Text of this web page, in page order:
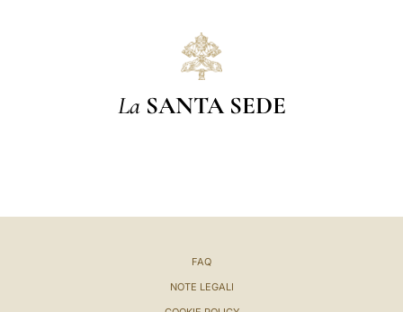
La SANTA SEDE
FAQ
NOTE LEGALI